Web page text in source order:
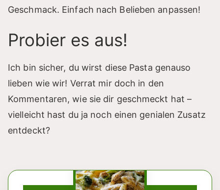
Geschmack. Einfach nach Belieben anpassen!
Probier es aus!
Ich bin sicher, du wirst diese Pasta genauso
lieben wie wir! Verrat mir doch in den
Kommentaren, wie sie dir geschmeckt hat –
vielleicht hast du ja noch einen genialen Zusatz
entdeckt?